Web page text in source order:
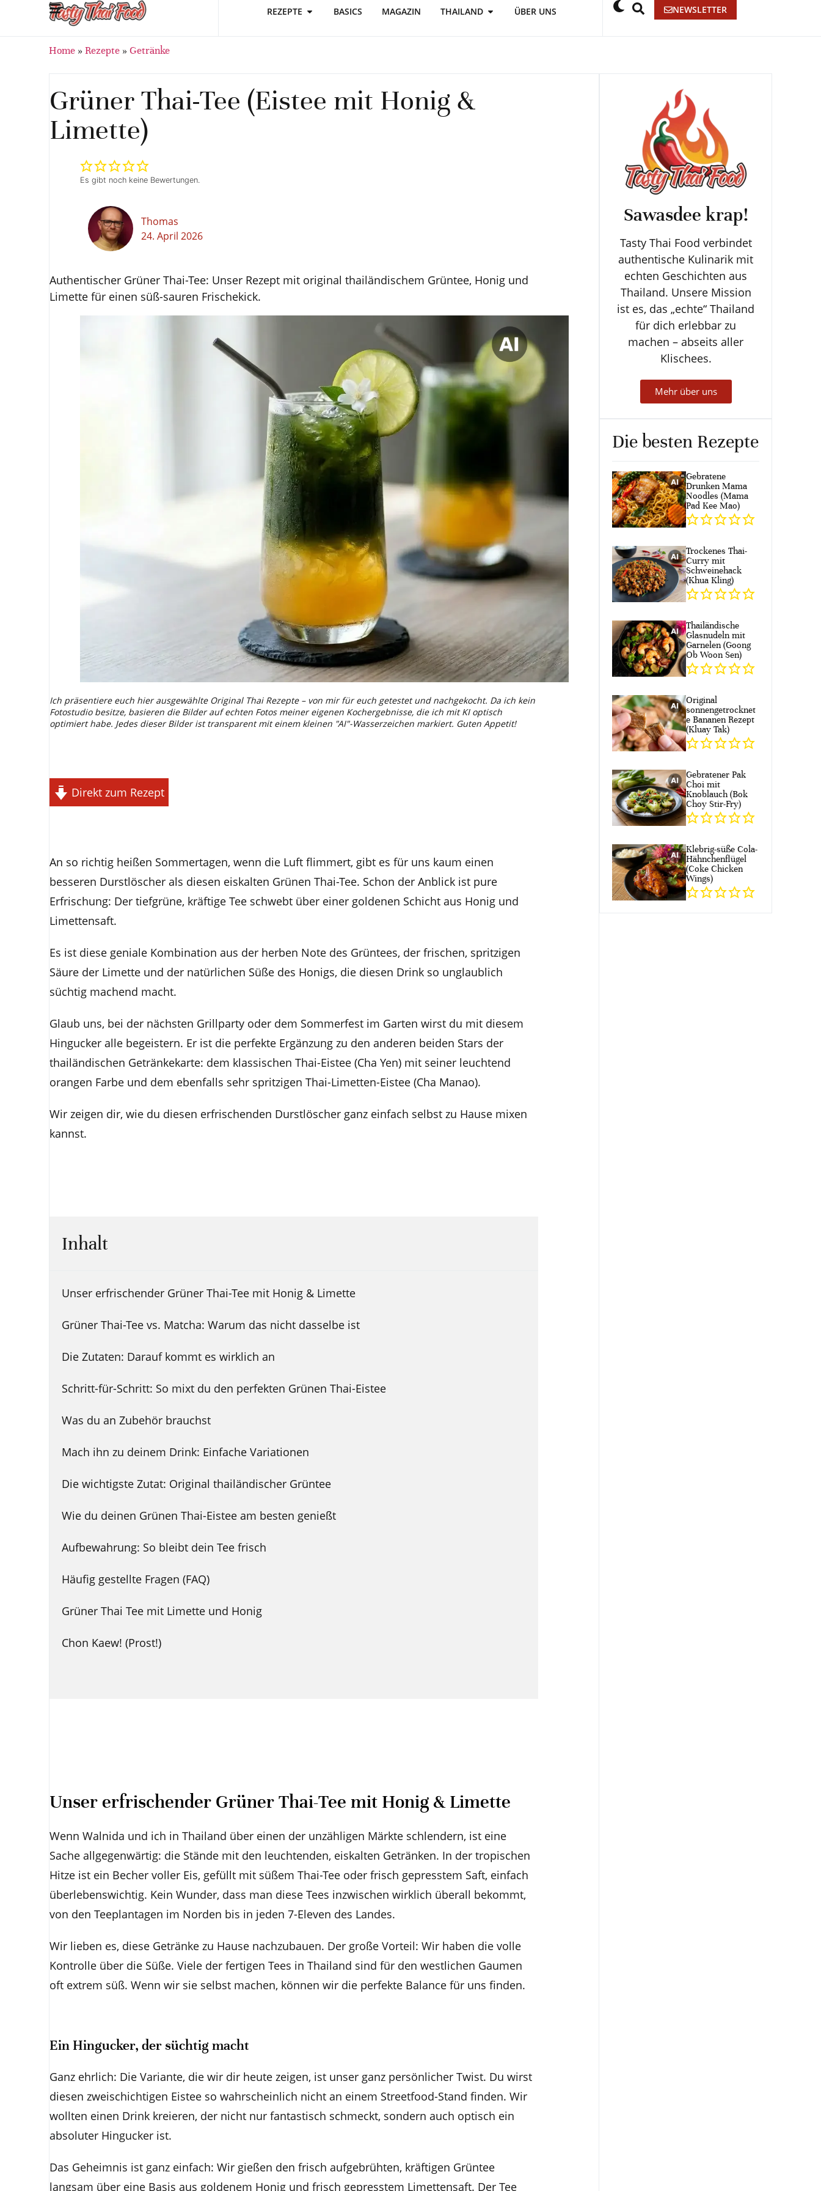
REZEPTE BASICS MAGAZIN THAILAND ÜBER UNS NEWSLETTER
Home » Rezepte » Getränke
Grüner Thai-Tee (Eistee mit Honig &
Limette)
Es gibt noch keine Bewertungen.
Thomas
24. April 2026
Authentischer Grüner Thai-Tee: Unser Rezept mit original thailändischem Grüntee, Honig und
Limette für einen süß-sauren Frischekick.
Ich präsentiere euch hier ausgewählte Original Thai Rezepte – von mir für euch getestet und nachgekocht. Da ich kein
Fotostudio besitze, basieren die Bilder auf echten Fotos meiner eigenen Kochergebnisse, die ich mit KI optisch
optimiert habe. Jedes dieser Bilder ist transparent mit einem kleinen "AI"-Wasserzeichen markiert. Guten Appetit!
Direkt zum Rezept
An so richtig heißen Sommertagen, wenn die Luft flimmert, gibt es für uns kaum einen
besseren Durstlöscher als diesen eiskalten Grünen Thai-Tee. Schon der Anblick ist pure
Erfrischung: Der tiefgrüne, kräftige Tee schwebt über einer goldenen Schicht aus Honig und
Limettensaft.
Es ist diese geniale Kombination aus der herben Note des Grüntees, der frischen, spritzigen
Säure der Limette und der natürlichen Süße des Honigs, die diesen Drink so unglaublich
süchtig machend macht.
Glaub uns, bei der nächsten Grillparty oder dem Sommerfest im Garten wirst du mit diesem
Hingucker alle begeistern. Er ist die perfekte Ergänzung zu den anderen beiden Stars der
thailändischen Getränkekarte: dem klassischen Thai-Eistee (Cha Yen) mit seiner leuchtend
orangen Farbe und dem ebenfalls sehr spritzigen Thai-Limetten-Eistee (Cha Manao).
Wir zeigen dir, wie du diesen erfrischenden Durstlöscher ganz einfach selbst zu Hause mixen
kannst.
Inhalt
Unser erfrischender Grüner Thai-Tee mit Honig & Limette
Grüner Thai-Tee vs. Matcha: Warum das nicht dasselbe ist
Die Zutaten: Darauf kommt es wirklich an
Schritt-für-Schritt: So mixt du den perfekten Grünen Thai-Eistee
Was du an Zubehör brauchst
Mach ihn zu deinem Drink: Einfache Variationen
Die wichtigste Zutat: Original thailändischer Grüntee
Wie du deinen Grünen Thai-Eistee am besten genießt
Aufbewahrung: So bleibt dein Tee frisch
Häufig gestellte Fragen (FAQ)
Grüner Thai Tee mit Limette und Honig
Chon Kaew! (Prost!)
Unser erfrischender Grüner Thai-Tee mit Honig & Limette
Wenn Walnida und ich in Thailand über einen der unzähligen Märkte schlendern, ist eine
Sache allgegenwärtig: die Stände mit den leuchtenden, eiskalten Getränken. In der tropischen
Hitze ist ein Becher voller Eis, gefüllt mit süßem Thai-Tee oder frisch gepresstem Saft, einfach
überlebenswichtig. Kein Wunder, dass man diese Tees inzwischen wirklich überall bekommt,
von den Teeplantagen im Norden bis in jeden 7-Eleven des Landes.
Wir lieben es, diese Getränke zu Hause nachzubauen. Der große Vorteil: Wir haben die volle
Kontrolle über die Süße. Viele der fertigen Tees in Thailand sind für den westlichen Gaumen
oft extrem süß. Wenn wir sie selbst machen, können wir die perfekte Balance für uns finden.
Ein Hingucker, der süchtig macht
Ganz ehrlich: Die Variante, die wir dir heute zeigen, ist unser ganz persönlicher Twist. Du wirst
diesen zweischichtigen Eistee so wahrscheinlich nicht an einem Streetfood-Stand finden. Wir
wollten einen Drink kreieren, der nicht nur fantastisch schmeckt, sondern auch optisch ein
absoluter Hingucker ist.
Das Geheimnis ist ganz einfach: Wir gießen den frisch aufgebrühten, kräftigen Grüntee
langsam über eine Basis aus goldenem Honig und frisch gepresstem Limettensaft. Der Tee
Sawasdee krap!
Tasty Thai Food verbindet
authentische Kulinarik mit
echten Geschichten aus
Thailand. Unsere Mission
ist es, das „echte“ Thailand
für dich erlebbar zu
machen – abseits aller
Klischees.
Mehr über uns
Die besten Rezepte
Gebratene
Drunken Mama
Noodles (Mama
Pad Kee Mao)
Trockenes Thai-
Curry mit
Schweinehack
(Khua Kling)
Thailändische
Glasnudeln mit
Garnelen (Goong
Ob Woon Sen)
Original
sonnengetrocknet
e Bananen Rezept
(Kluay Tak)
Gebratener Pak
Choi mit
Knoblauch (Bok
Choy Stir-Fry)
Klebrig-süße Cola-
Hähnchenflügel
(Coke Chicken
Wings)